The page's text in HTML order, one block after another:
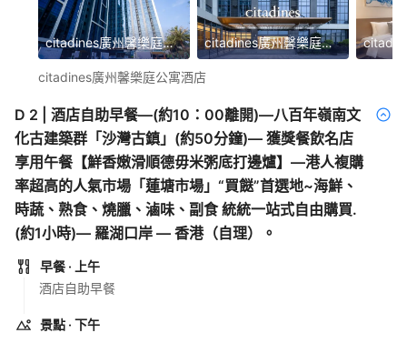
citadines廣州馨樂庭公寓酒店 citadines廣州馨樂庭公寓酒店
citadines廣州馨樂庭公寓酒店
D 2
酒店自助早餐—(約10：00離開)—八百年嶺南文
化古建築群「沙灣古鎮」(約50分鐘)— 獲獎餐飲名店
享用午餐【鮮香嫩滑順德毋米粥底打邊爐】—港人複購
率超高的人氣市場「蓮塘市場」“買餸”首選地~海鮮、
時蔬、熟食、燒臘、滷味、副食 統統一站式自由購買.
(約1小時)— 羅湖口岸 — 香港（自理）。
早餐 · 上午
酒店自助早餐
景點 · 下午